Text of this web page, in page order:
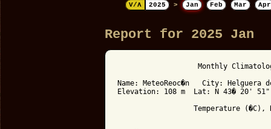
V/Λ
2025 > Jan Feb Mar Apr
Report for 2025 Jan
Monthly
Name: MeteoReoc�n   City: Helguera
Elevation: 108 m  Lat: N 43� 20'
Temperature (�C),